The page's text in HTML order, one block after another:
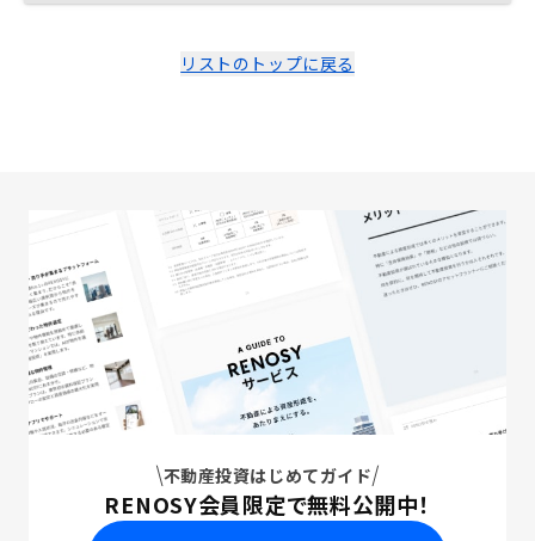
リストのトップに戻る
不動産投資はじめてガイド
RENOSY会員限定で無料公開中！